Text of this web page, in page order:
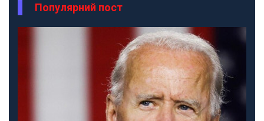
Популярний пост